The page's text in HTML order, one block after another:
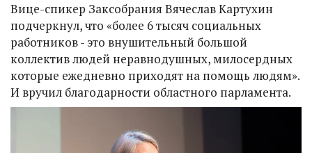
Вице-спикер Заксобрания Вячеслав Картухин
подчеркнул, что «более 6 тысяч социальных
работников - это внушительный большой
коллектив людей неравнодушных, милосердных
которые ежедневно приходят на помощь людям».
И вручил благодарности областного парламента.